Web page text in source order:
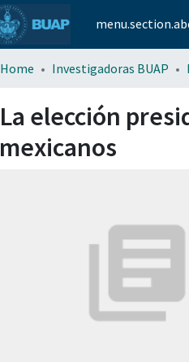
Home Investigadoras BUAP
La elección
mexicanos